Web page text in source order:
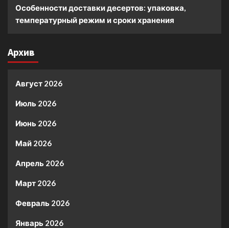
Особенности доставки десертов: упаковка,
температурный режим и сроки хранения
Архив
Август 2026
Июль 2026
Июнь 2026
Май 2026
Апрель 2026
Март 2026
Февраль 2026
Январь 2026